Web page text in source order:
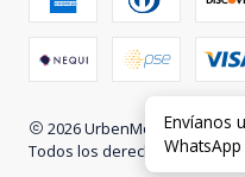
2026 UrbenMood.
Todos los derechos
Envíanos
WhatsApp